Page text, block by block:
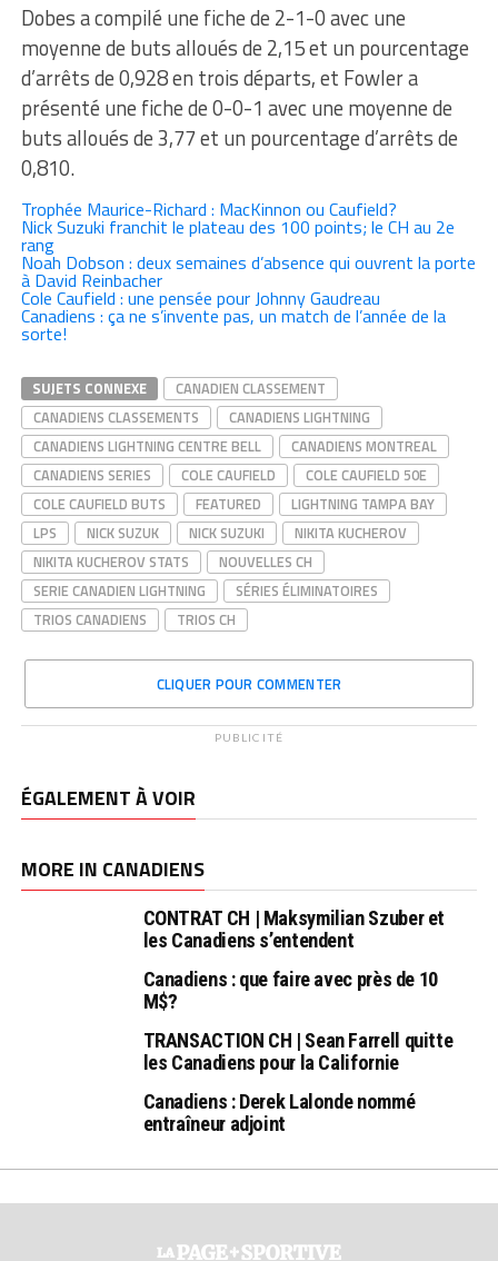
Dobes a compilé une fiche de 2-1-0 avec une
moyenne de buts alloués de 2,15 et un pourcentage
d’arrêts de 0,928 en trois départs, et Fowler a
présenté une fiche de 0-0-1 avec une moyenne de
buts alloués de 3,77 et un pourcentage d’arrêts de
0,810.
Trophée Maurice-Richard : MacKinnon ou Caufield?
Nick Suzuki franchit le plateau des 100 points; le CH au 2e
rang
Noah Dobson : deux semaines d’absence qui ouvrent la porte
à David Reinbacher
Cole Caufield : une pensée pour Johnny Gaudreau
Canadiens : ça ne s’invente pas, un match de l’année de la
sorte!
SUJETS CONNEXE
CANADIEN CLASSEMENT
CANADIENS CLASSEMENTS
CANADIENS LIGHTNING
CANADIENS LIGHTNING CENTRE BELL
CANADIENS MONTREAL
CANADIENS SERIES
COLE CAUFIELD
COLE CAUFIELD 50E
COLE CAUFIELD BUTS
FEATURED
LIGHTNING TAMPA BAY
LPS
NICK SUZUK NICK SUZUKI
NIKITA KUCHEROV
NIKITA KUCHEROV STATS
NOUVELLES CH
SERIE CANADIEN LIGHTNING
SÉRIES ÉLIMINATOIRES
TRIOS CANADIENS
TRIOS CH
CLIQUER POUR COMMENTER
PUBLICITÉ
ÉGALEMENT À VOIR
MORE IN CANADIENS
CONTRAT CH | Maksymilian Szuber et
les Canadiens s’entendent
Canadiens : que faire avec près de 10
M$?
TRANSACTION CH | Sean Farrell quitte
les Canadiens pour la Californie
Canadiens : Derek Lalonde nommé
entraîneur adjoint